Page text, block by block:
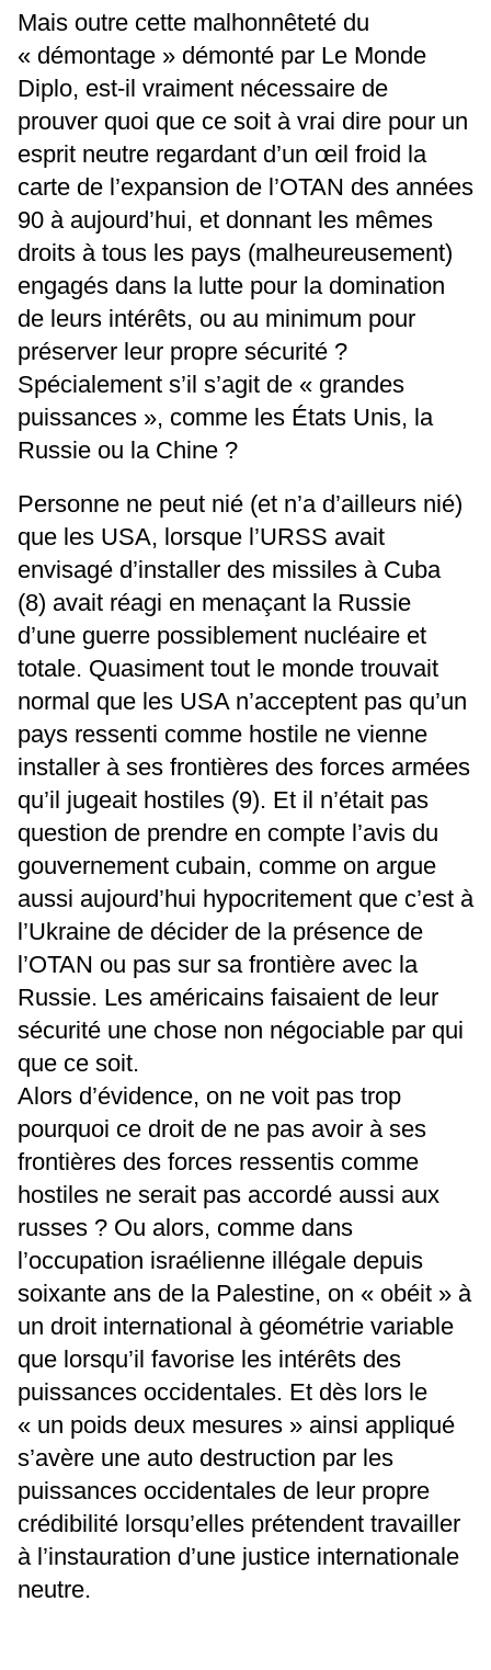
Mais outre cette malhonnêteté du
« démontage » démonté par Le Monde
Diplo, est-il vraiment nécessaire de
prouver quoi que ce soit à vrai dire pour un
esprit neutre regardant d’un œil froid la
carte de l’expansion de l’OTAN des années
90 à aujourd’hui, et donnant les mêmes
droits à tous les pays (malheureusement)
engagés dans la lutte pour la domination
de leurs intérêts, ou au minimum pour
préserver leur propre sécurité ?
Spécialement s’il s’agit de « grandes
puissances », comme les États Unis, la
Russie ou la Chine ?
Personne ne peut nié (et n’a d’ailleurs nié)
que les USA, lorsque l’URSS avait
envisagé d’installer des missiles à Cuba
(8) avait réagi en menaçant la Russie
d’une guerre possiblement nucléaire et
totale. Quasiment tout le monde trouvait
normal que les USA n’acceptent pas qu’un
pays ressenti comme hostile ne vienne
installer à ses frontières des forces armées
qu’il jugeait hostiles (9). Et il n’était pas
question de prendre en compte l’avis du
gouvernement cubain, comme on argue
aussi aujourd’hui hypocritement que c’est à
l’Ukraine de décider de la présence de
l’OTAN ou pas sur sa frontière avec la
Russie. Les américains faisaient de leur
sécurité une chose non négociable par qui
que ce soit.
Alors d’évidence, on ne voit pas trop
pourquoi ce droit de ne pas avoir à ses
frontières des forces ressentis comme
hostiles ne serait pas accordé aussi aux
russes ? Ou alors, comme dans
l’occupation israélienne illégale depuis
soixante ans de la Palestine, on « obéit » à
un droit international à géométrie variable
que lorsqu’il favorise les intérêts des
puissances occidentales. Et dès lors le
« un poids deux mesures » ainsi appliqué
s’avère une auto destruction par les
puissances occidentales de leur propre
crédibilité lorsqu’elles prétendent travailler
à l’instauration d’une justice internationale
neutre.